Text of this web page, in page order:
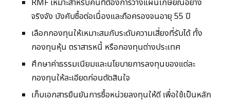
RMF เหมาะสำหรับคนที่ต้องการวางแผนเกษียณอย่าง
จริงจัง บังคับซื้อต่อเนื่องและถือครองจนอายุ 55 ปี
เลือกกองทุนให้เหมาะสมกับระดับความเสี่ยงที่รับได้ ทั้ง
กองทุนหุ้น ตราสารหนี้ หรือกองทุนต่างประเทศ
ศึกษาค่าธรรมเนียมและนโยบายการลงทุนของแต่ละ
กองทุนให้ละเอียดก่อนตัดสินใจ
เก็บเอกสารยืนยันการซื้อหน่วยลงทุนให้ดี เพื่อใช้เป็นหลัก